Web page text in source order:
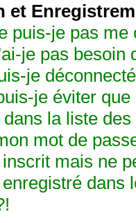
et
puis-je pas me
je pas besoin
je
je éviter
la liste
mot de
mais ne
dans